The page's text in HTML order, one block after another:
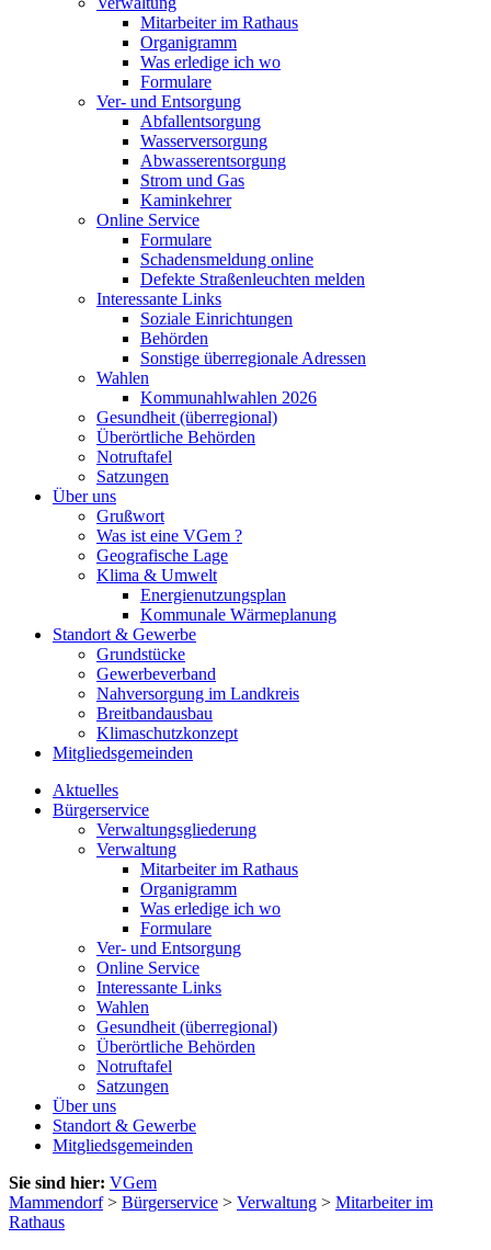
Mitarbeiter im Rathaus
Organigramm
Was erledige ich wo
Formulare
Ver- und Entsorgung
Abfallentsorgung
Wasserversorgung
Abwasserentsorgung
Strom und Gas
Kaminkehrer
Online Service
Formulare
Schadensmeldung online
Defekte Straßenleuchten melden
Interessante Links
Soziale Einrichtungen
Behörden
Sonstige überregionale Adressen
Wahlen
Kommunahlwahlen 2026
Gesundheit (überregional)
Überörtliche Behörden
Notruftafel
Satzungen
Über uns
Grußwort
Was ist eine VGem ?
Geografische Lage
Klima & Umwelt
Energienutzungsplan
Kommunale Wärmeplanung
Standort & Gewerbe
Grundstücke
Gewerbeverband
Nahversorgung im Landkreis
Breitbandausbau
Klimaschutzkonzept
Mitgliedsgemeinden
Aktuelles
Bürgerservice
Verwaltungsgliederung
Verwaltung
Mitarbeiter im Rathaus
Organigramm
Was erledige ich wo
Formulare
Ver- und Entsorgung
Online Service
Interessante Links
Wahlen
Gesundheit (überregional)
Überörtliche Behörden
Notruftafel
Satzungen
Über uns
Standort & Gewerbe
Mitgliedsgemeinden
Sie sind hier: VGem
Mammendorf> Bürgerservice > Verwaltung > Mitarbeiter im
Rathaus